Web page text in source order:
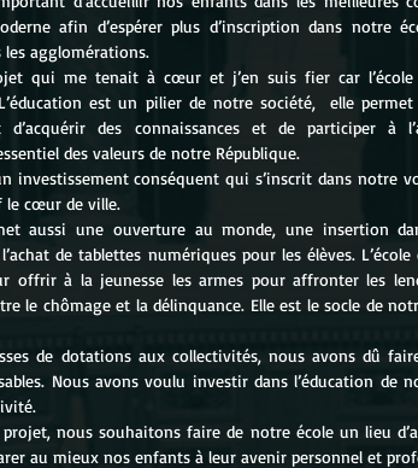
afin d’espérer plus d’inscription dans notre
les agglomérations.
qui me tenait à cœur et j’en suis fier car
est un pilier de notre société,  elle
d’acquérir des connaissances et de participer à
des valeurs de notre République.
investissement conséquent qui s’inscrit dans notre
le cœur de ville.
aussi une ouverture au monde, une insertion
de tablettes numériques pour les élèves.
offrir à la jeunesse les armes pour affronter les
le chômage et la délinquance. Elle est le socle de
de dotations aux collectivités, nous avons dû
Nous avons voulu investir dans l’éducation de
nous souhaitons faire de notre école un lieu
au mieux nos enfants à leur avenir personnel et